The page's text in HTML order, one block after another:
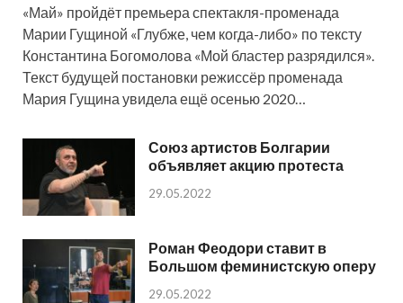
«Май» пройдёт премьера спектакля-променада
Марии Гущиной «Глубже, чем когда-либо» по тексту
Константина Богомолова «Мой бластер разрядился».
Текст будущей постановки режиссёр променада
Мария Гущина увидела ещё осенью 2020…
Союз артистов Болгарии
объявляет акцию протеста
29.05.2022
Роман Феодори ставит в
Большом феминистскую оперу
29.05.2022